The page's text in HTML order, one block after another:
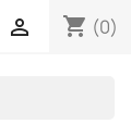
shopping_cart (0)
